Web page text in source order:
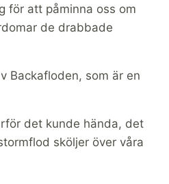
för att påminna oss om
de drabbade
Backafloden, som är en
det kunde hända, det
sköljer över våra